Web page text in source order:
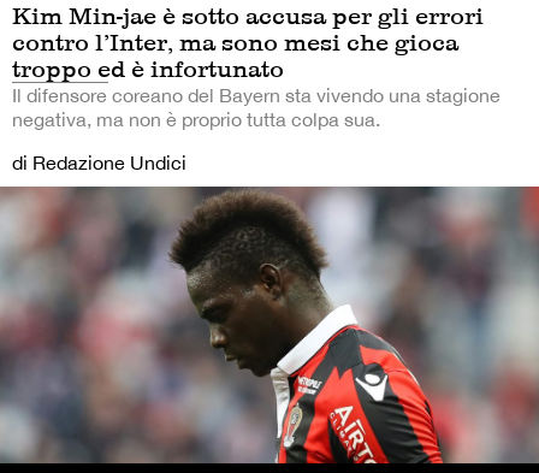
Kim Min-jae è sotto accusa per gli errori
contro l’Inter, ma sono mesi che gioca
troppo ed è infortunato
Il difensore coreano del Bayern sta vivendo una stagione
negativa, ma non è proprio tutta colpa sua.
di Redazione Undici